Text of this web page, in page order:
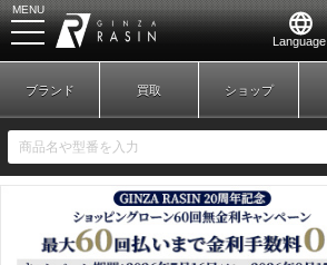
Language
MENU
新規会員登録
ブランド 買取 ショップ